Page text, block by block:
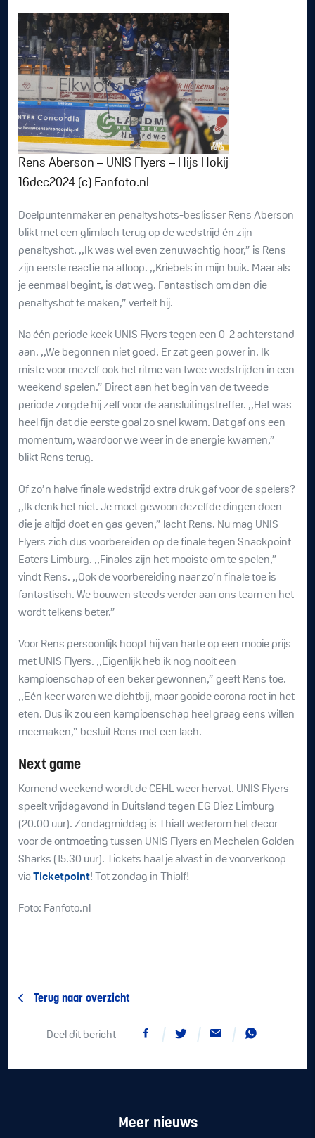
Rens Aberson – UNIS Flyers – Hijs Hokij
16dec2024 (c) Fanfoto.nl
Doelpuntenmaker en penaltyshots-beslisser Rens Aberson
blikt met een glimlach terug op de wedstrijd én zijn
penaltyshot. ,,Ik was wel even zenuwachtig hoor,” is Rens
zijn eerste reactie na afloop. ,,Kriebels in mijn buik. Maar als
je eenmaal begint, is dat weg. Fantastisch om dan die
penaltyshot te maken,” vertelt hij.
Na één periode keek UNIS Flyers tegen een 0-2 achterstand
aan. ,,We begonnen niet goed. Er zat geen power in. Ik
miste voor mezelf ook het ritme van twee wedstrijden in een
weekend spelen.” Direct aan het begin van de tweede
periode zorgde hij zelf voor de aansluitingstreffer. ,,Het was
heel fijn dat die eerste goal zo snel kwam. Dat gaf ons een
momentum, waardoor we weer in de energie kwamen,”
blikt Rens terug.
Of zo’n halve finale wedstrijd extra druk gaf voor de spelers?
,,Ik denk het niet. Je moet gewoon dezelfde dingen doen
die je altijd doet en gas geven,” lacht Rens. Nu mag UNIS
Flyers zich dus voorbereiden op de finale tegen Snackpoint
Eaters Limburg. ,,Finales zijn het mooiste om te spelen,”
vindt Rens. ,,Ook de voorbereiding naar zo’n finale toe is
fantastisch. We bouwen steeds verder aan ons team en het
wordt telkens beter.”
Voor Rens persoonlijk hoopt hij van harte op een mooie prijs
met UNIS Flyers. ,,Eigenlijk heb ik nog nooit een
kampioenschap of een beker gewonnen,” geeft Rens toe.
,,Eén keer waren we dichtbij, maar gooide corona roet in het
eten. Dus ik zou een kampioenschap heel graag eens willen
meemaken,” besluit Rens met een lach.
Next game
Komend weekend wordt de CEHL weer hervat. UNIS Flyers
speelt vrijdagavond in Duitsland tegen EG Diez Limburg
(20.00 uur). Zondagmiddag is Thialf wederom het decor
voor de ontmoeting tussen UNIS Flyers en Mechelen Golden
Sharks (15.30 uur). Tickets haal je alvast in de voorverkoop
viaTicketpoint! Tot zondag in Thialf!
Foto: Fanfoto.nl
Terug naar overzicht
Deel dit bericht
Meer nieuws